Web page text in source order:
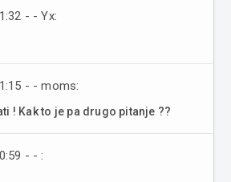
- - Yx:
- - moms:
! Kak to je pa drugo pitanje ??
- - :